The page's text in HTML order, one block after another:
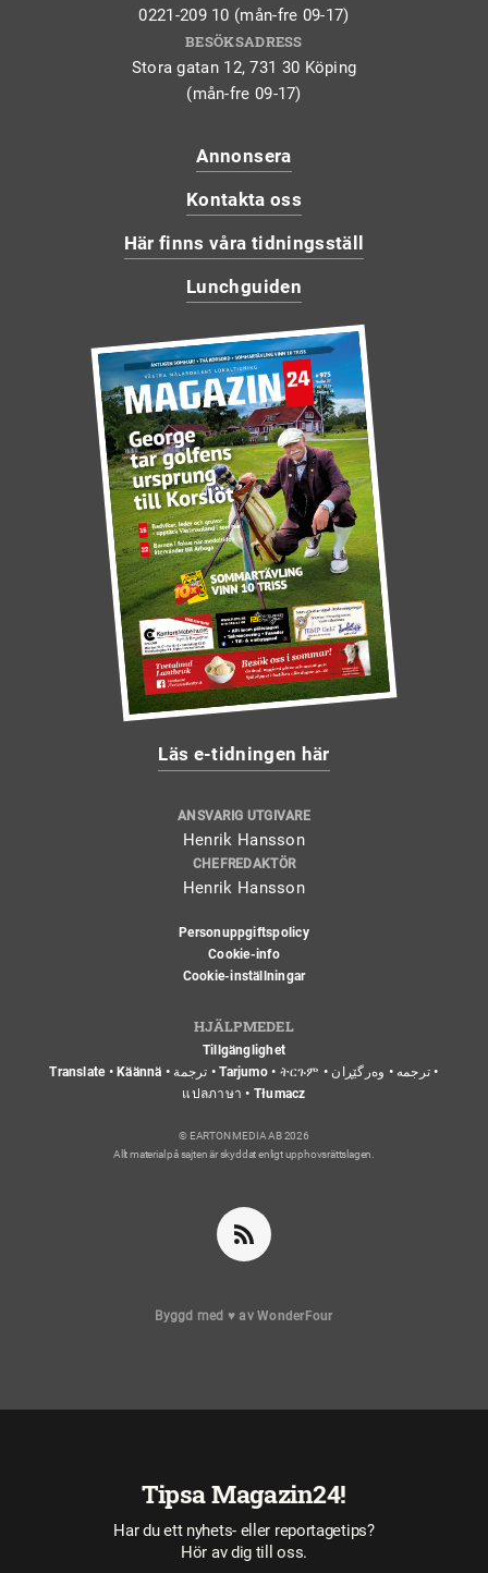
0221-209 10 (mån-fre 09-17)
BESÖKSADRESS
Stora gatan 12, 731 30 Köping
(mån-fre 09-17)
Annonsera
Kontakta oss
Här finns våra tidningsställ
Lunchguiden
Läs e-tidningen här
ANSVARIG UTGIVARE
Henrik Hansson
CHEFREDAKTÖR
Henrik Hansson
Personuppgiftspolicy
Cookie-info
Cookie-inställningar
HJÄLPMEDEL
Tillgänglighet
Translate • Käännä • ترجمة • Tarjumo • ትርጉም • ترجمه • وەرگێڕان •
แปลภาษา • Tłumacz
© EARTON MEDIA AB 2026
Allt material på sajten är skyddat enligt upphovsrättslagen.
Byggd med ♥ avWonderFour
Tipsa Magazin24!
Har du ett nyhets- eller reportagetips?
Hör av dig till oss.